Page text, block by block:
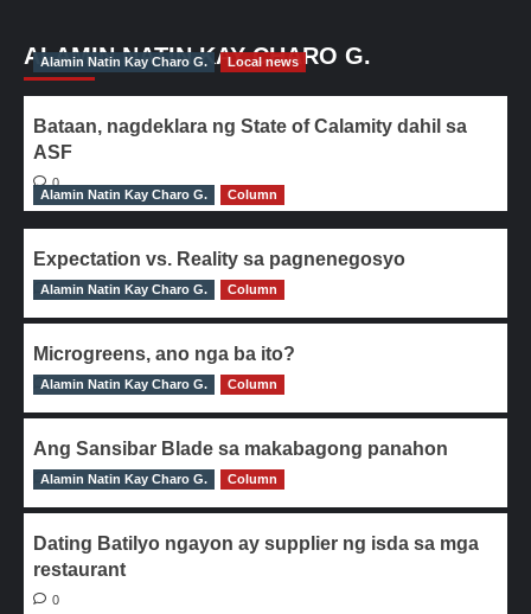
ALAMIN NATIN KAY CHARO G.
Alamin Natin Kay Charo G. Local news
Bataan, nagdeklara ng State of Calamity dahil sa
ASF
0
Alamin Natin Kay Charo G.
Column
Expectation vs. Reality sa pagnenegosyo
0
Alamin Natin Kay Charo G. Column
Microgreens, ano nga ba ito?
0
Alamin Natin Kay Charo G. Column
Ang Sansibar Blade sa makabagong panahon
0
Alamin Natin Kay Charo G. Column
Dating Batilyo ngayon ay supplier ng isda sa mga
restaurant
0